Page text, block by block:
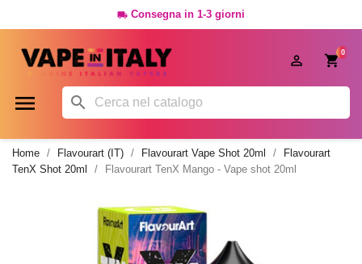
 Consegna in 1-3 giorni
0

 
Home Flavourart (IT) Flavourart Vape Shot 20ml
Flavourart
TenX Shot 20ml
Flavourart TenX Mango - Vape shot 20ml